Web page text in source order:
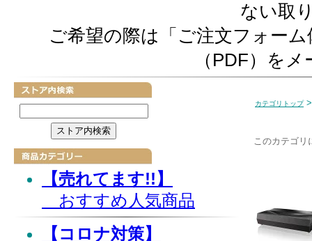
ない取
ご希望の際は「ご注文フォー
（PDF）を
【売れてます!!】
おすすめ人気商品
【コロナ対策】
カテゴリトップ
このカテゴリ